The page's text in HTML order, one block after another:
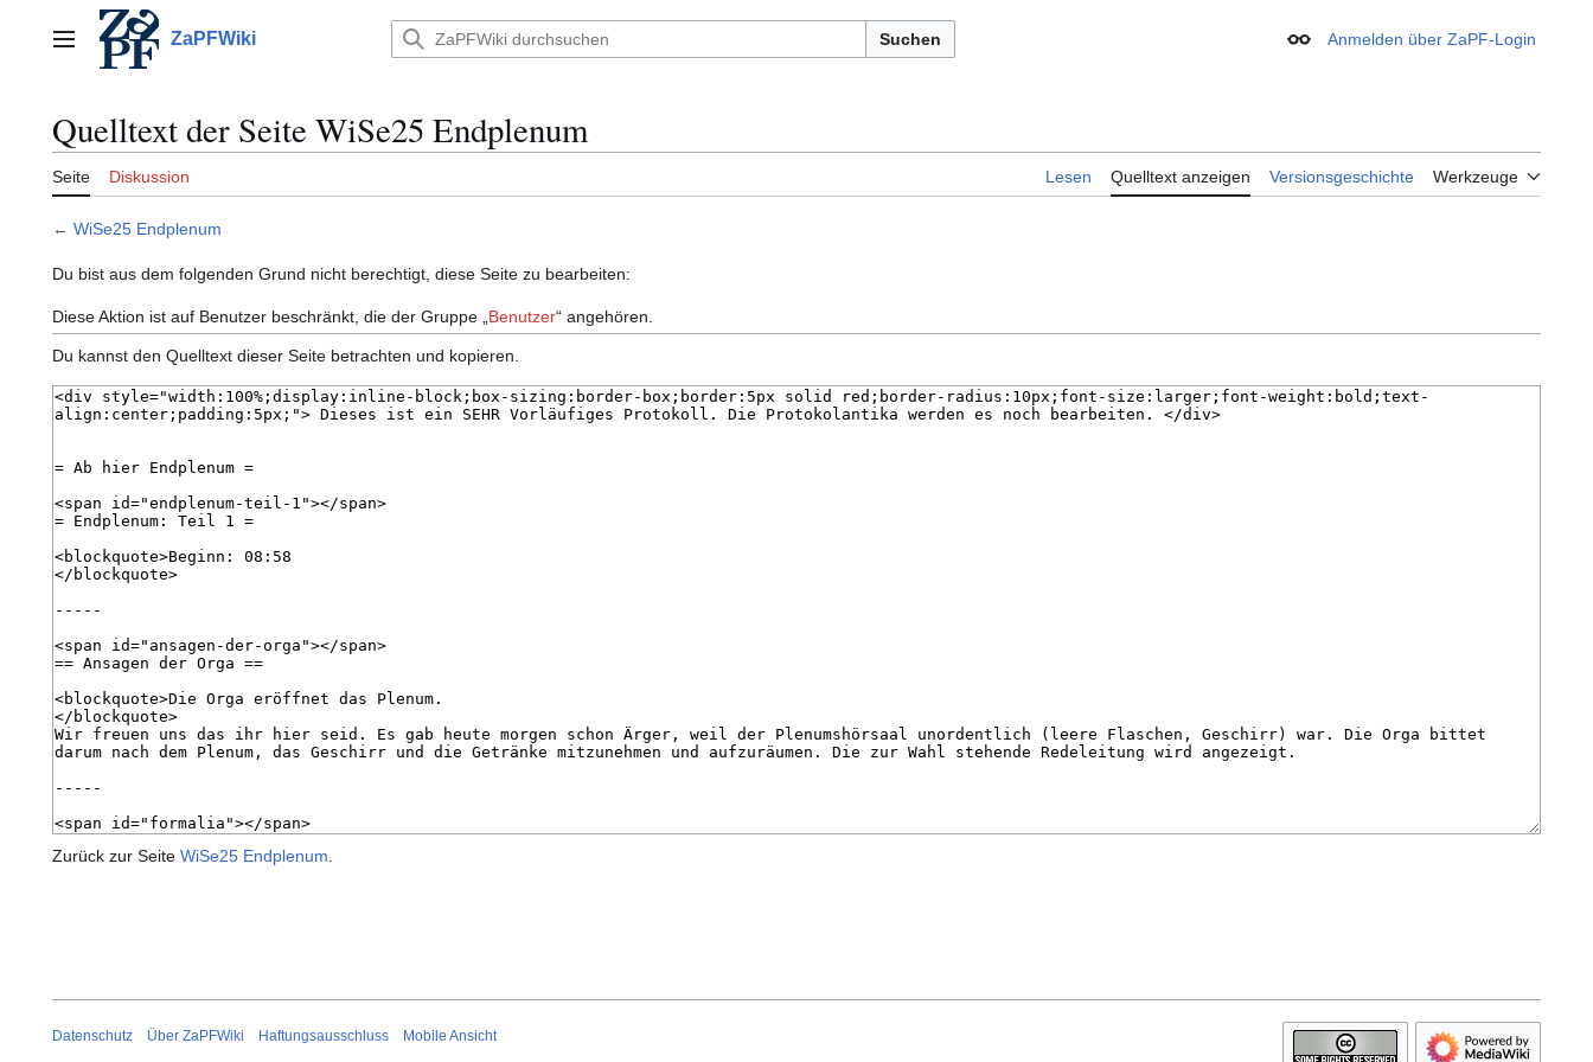
springenHauptmenü ZaPFWiki Suchen Erscheinungsbild
Anmelden über ZaPF-Login
Quelltext der Seite WiSe25 Endplenum
Seite Diskussion Lesen Quelltext anzeigen Versionsgeschichte Werkzeuge
← WiSe25 Endplenum
Du bist aus dem folgenden Grund nicht berechtigt, diese Seite zu bearbeiten:
Diese Aktion ist auf Benutzer beschränkt, die der Gruppe „ Benutzer“ angehören.
Du kannst den Quelltext dieser Seite betrachten und kopieren.
Zurück zur Seite WiSe25 Endplenum.
Datenschutz Über ZaPFWiki Haftungsausschluss Mobile Ansicht